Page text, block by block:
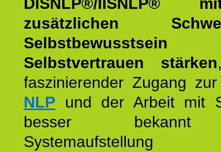
zusätzlichen
Selbstvertrauen stärken
faszinierender Zugang
NLP und der Arbeit mit
besser